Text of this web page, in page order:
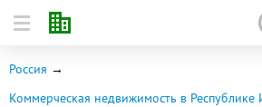
Россия
Коммерческая недвижимость в Республике